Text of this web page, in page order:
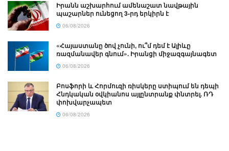
Իրանն աշխարհում ամենաշատ նավթային
պաշարներ ունեցող 3-րդ երկիրն է
06/08/2026
«Հայաստանը ծով չունի, ու՞մ դեմ է Ալիևը
ռազմանավեր գնում». Իրանցի միջազգայնագետ
06/08/2026
Բոսֆորի և Հորմուզի ռիսկերը ստիպում են դեպի
Հնդկական օվկիանոս այլընտրանք փնտրել. ՌԴ
փոխվարչապետ
06/08/2026